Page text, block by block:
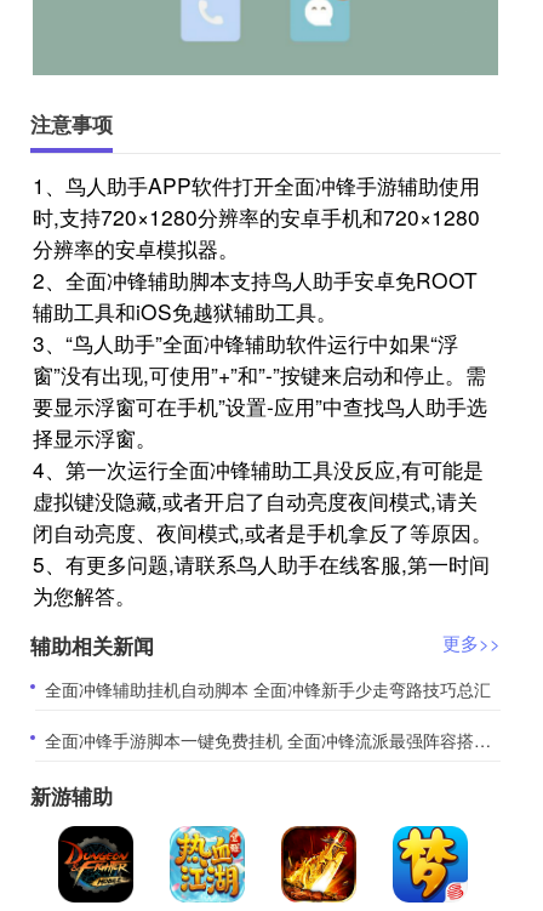
注意事项
1、鸟人助手APP软件打开全面冲锋手游辅助使用
时,支持720×1280分辨率的安卓手机和720×1280
分辨率的安卓模拟器。
2、全面冲锋辅助脚本支持鸟人助手安卓免ROOT
辅助工具和iOS免越狱辅助工具。
3、“鸟人助手”全面冲锋辅助软件运行中如果“浮
窗”没有出现,可使用”+”和”-”按键来启动和停止。需
要显示浮窗可在手机”设置-应用”中查找鸟人助手选
择显示浮窗。
4、第一次运行全面冲锋辅助工具没反应,有可能是
虚拟键没隐藏,或者开启了自动亮度夜间模式,请关
闭自动亮度、夜间模式,或者是手机拿反了等原因。
5、有更多问题,请联系鸟人助手在线客服,第一时间
为您解答。
辅助相关新闻
更多>>
​全面冲锋辅助挂机自动脚本 全面冲锋新手少走弯路技巧总汇
​全面冲锋手游脚本一键免费挂机 全面冲锋流派最强阵容搭配攻略
新游辅助